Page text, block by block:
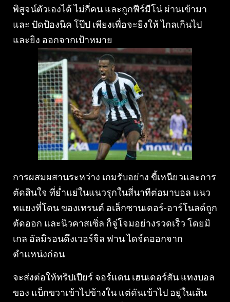
พิสูจน์ตัวเองได้ ไม่กี่คน และถูกฟีร์มีโน่ ผ่านเข้ามา
และ ปัดป้องนิค โป๊ป เพียงเพื่อจะยิงให้ ไกลเกินไป
และยิง ออกจากเป้าหมาย
การผสมผสานระหว่าง เกมรับอย่าง ขี้เหนียวและการ
ตัดสินใจ ที่ย่ำแย่ในแนวรุกในสี่นาทีต่อมาบอล แนว
ทแยงที่โดน ของเทรนต์ อเล็กซานเดอร์-อาร์โนลด์ถูก
ตัดออก และนิวคาสเซิ่ล ก็จู่โจมอย่างรวดเร็ว โดยมิ
เกล อัลมิรอนดึงเวอร์จิล ฟาน ไดจ์คออกจาก
ตำแหน่งก่อน
จะส่งต่อให้ทริปเปียร์ จอร์แดน เฮนเดอร์สัน แทงบอล
ของ แบ็กขวาเข้าไปข้างใน แต่ดันเข้าไป อยู่ในเส้น